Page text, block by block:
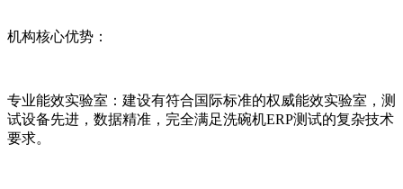
机构核心优势：
专业能效实验室：建设有符合国际标准的权威能效实验室，测
试设备先进，数据精准，完全满足洗碗机ERP测试的复杂技术
要求。